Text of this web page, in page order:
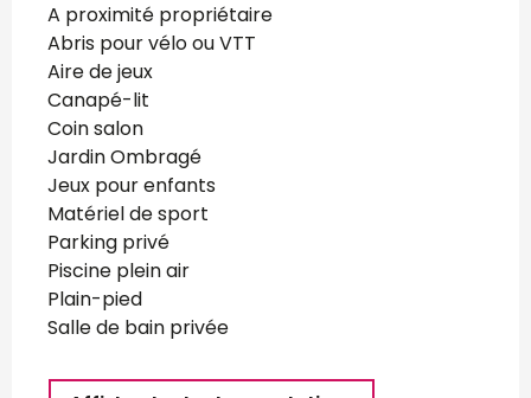
A proximité propriétaire
Abris pour vélo ou VTT
Aire de jeux
Canapé-lit
Coin salon
Jardin Ombragé
Jeux pour enfants
Matériel de sport
Parking privé
Piscine plein air
Plain-pied
Salle de bain privée